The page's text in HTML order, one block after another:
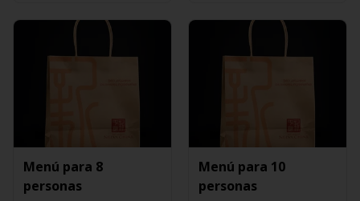
Menú para 8
personas
Menú para 10
personas